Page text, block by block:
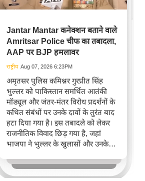
Jantar Mantar कनेक्शन बताने वाले
Amritsar Police चीफ का तबादला,
AAP पर BJP हमलावर
राष्ट्रीय Aug 07, 2026 6:23PM
अमृतसर पुलिस कमिश्नर गुरप्रीत सिंह
भुल्लर को पाकिस्तान समर्थित आतंकी
मॉड्यूल और जंतर-मंतर विरोध प्रदर्शनों के
कथित संबंधों पर उनके दावों के तुरंत बाद
हटा दिया गया है। इस तबादले को लेकर
राजनीतिक विवाद छिड़ गया है, जहां
भाजपा ने भुल्लर के खुलासों और उनके
पंजाब सरकार ने बाद में स्पष्ट किया कि
भुल्लर ने प्रदर्शनकारियों के आतंकी मॉड्यूल